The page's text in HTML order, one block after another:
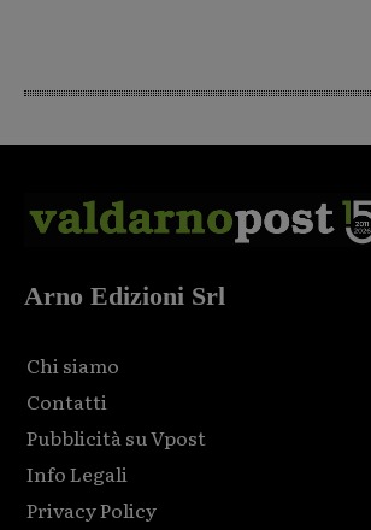
Arno Edizioni Srl
Chi siamo
Contatti
Pubblicità su Vpost
Info Legali
Privacy Policy